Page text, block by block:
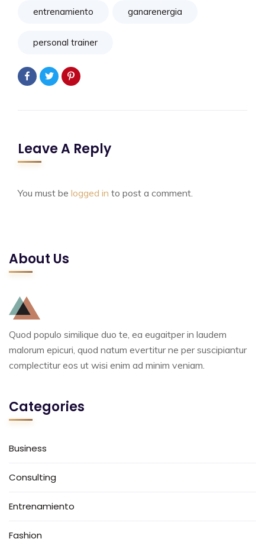
entrenamiento ganarenergia
personal trainer
Leave A Reply
You must be logged in to post a comment.
About Us
Quod populo similique duo te, ea eugaitper in laudem
malorum epicuri, quod natum evertitur ne per suscipiantur
complectitur eos ut wisi enim ad minim veniam.
Categories
Business
Consulting
Entrenamiento
Fashion